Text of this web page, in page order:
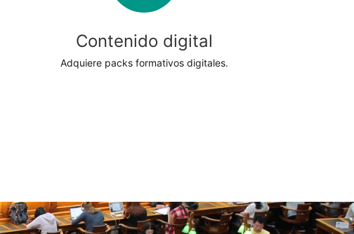
Contenido digital
Adquiere packs formativos digitales.